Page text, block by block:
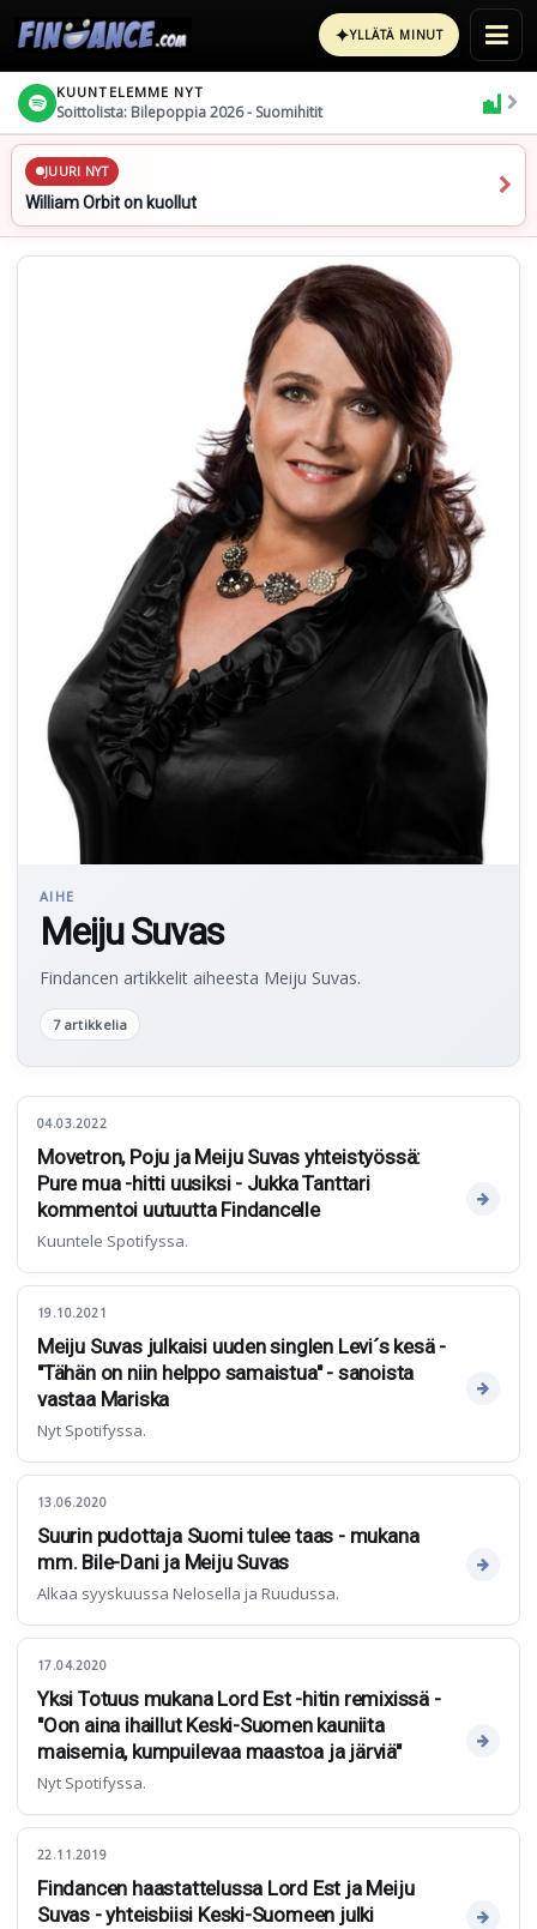
✦YLLÄTÄ MINUT
KUUNTELEMME NYT
Soittolista: Bilepoppia 2026 - Suomihitit
JUURI NYT
William Orbit on kuollut
AIHE
Meiju Suvas
Findancen artikkelit aiheesta Meiju Suvas.
7 artikkelia
04.03.2022
Movetron, Poju ja Meiju Suvas yhteistyössä:
Pure mua -hitti uusiksi - Jukka Tanttari
kommentoi uutuutta Findancelle
Kuuntele Spotifyssa.
19.10.2021
Meiju Suvas julkaisi uuden singlen Levi´s kesä -
"Tähän on niin helppo samaistua" - sanoista
vastaa Mariska
Nyt Spotifyssa.
13.06.2020
Suurin pudottaja Suomi tulee taas - mukana
mm. Bile-Dani ja Meiju Suvas
Alkaa syyskuussa Nelosella ja Ruudussa.
17.04.2020
Yksi Totuus mukana Lord Est -hitin remixissä -
"Oon aina ihaillut Keski-Suomen kauniita
maisemia, kumpuilevaa maastoa ja järviä"
Nyt Spotifyssa.
22.11.2019
Findancen haastattelussa Lord Est ja Meiju
Suvas - yhteisbiisi Keski-Suomeen julki